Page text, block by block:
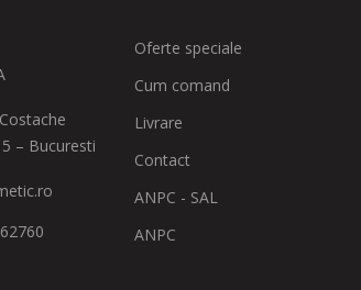
– Bucuresti
Oferte speciale
Cum comand
Livrare
Contact
ANPC - SAL
ANPC